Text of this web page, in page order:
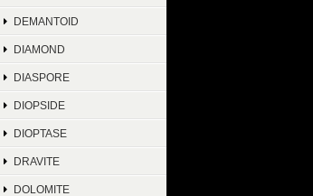
DEMANTOID
DIAMOND
DIASPORE
DIOPSIDE
DIOPTASE
DRAVITE
DOLOMITE